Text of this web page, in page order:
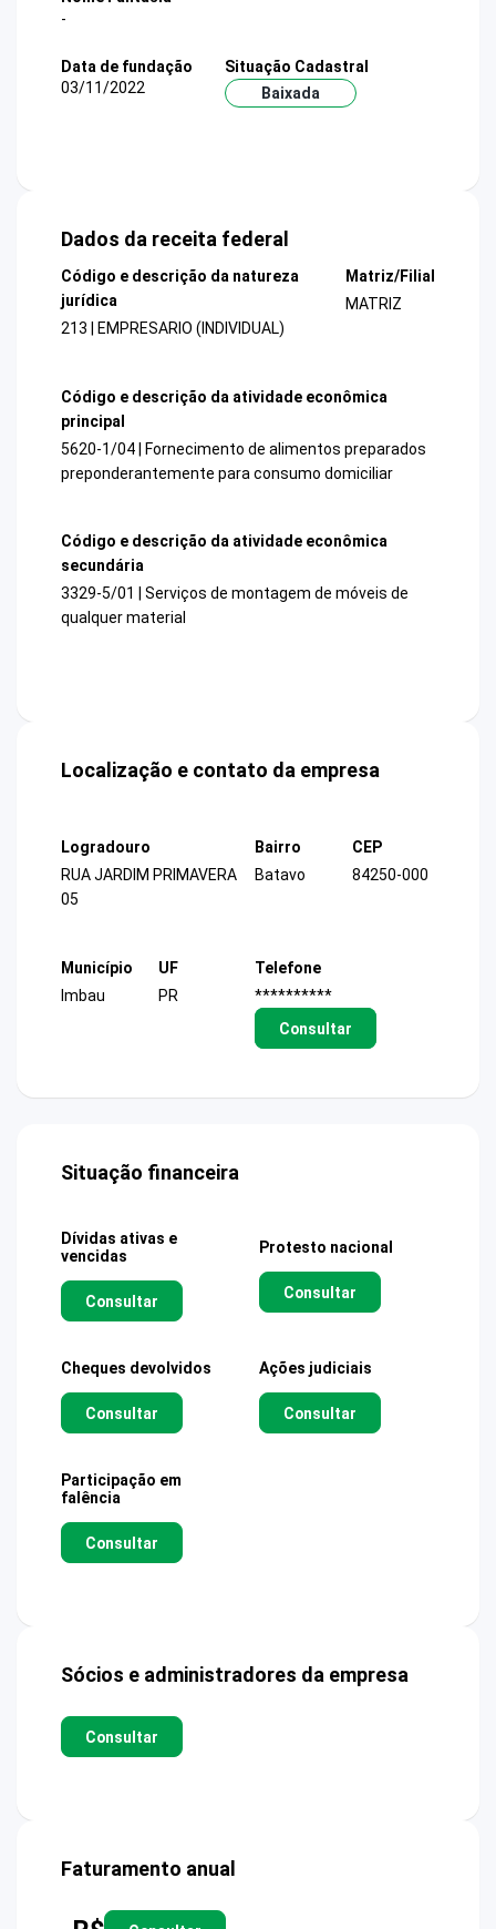
-
Data de fundação
03/11/2022
Situação Cadastral
Baixada
Dados da receita federal
Código e descrição da natureza
jurídica
213 | EMPRESARIO (INDIVIDUAL)
Matriz/Filial
MATRIZ
Código e descrição da atividade econômica
principal
5620-1/04 | Fornecimento de alimentos preparados
preponderantemente para consumo domiciliar
Código e descrição da atividade econômica
secundária
3329-5/01 | Serviços de montagem de móveis de
qualquer material
Localização e contato da empresa
Logradouro
RUA JARDIM PRIMAVERA
05
Bairro
Batavo
CEP
84250-000
Município
Imbau
UF
PR
Telefone
**********
Consultar
Situação financeira
Dívidas ativas e
vencidas
Consultar
Protesto nacional
Consultar
Cheques devolvidos
Consultar
Ações judiciais
Consultar
Participação em
falência
Consultar
Sócios e administradores da empresa
Consultar
Faturamento anual